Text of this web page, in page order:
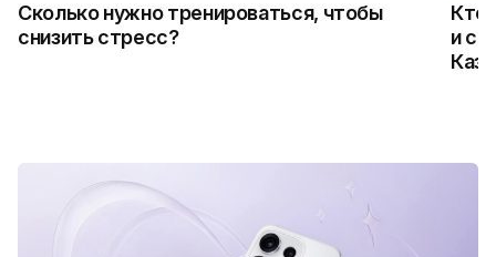
Сколько нужно тренироваться, чтобы
снизить стресс?
Кто
и